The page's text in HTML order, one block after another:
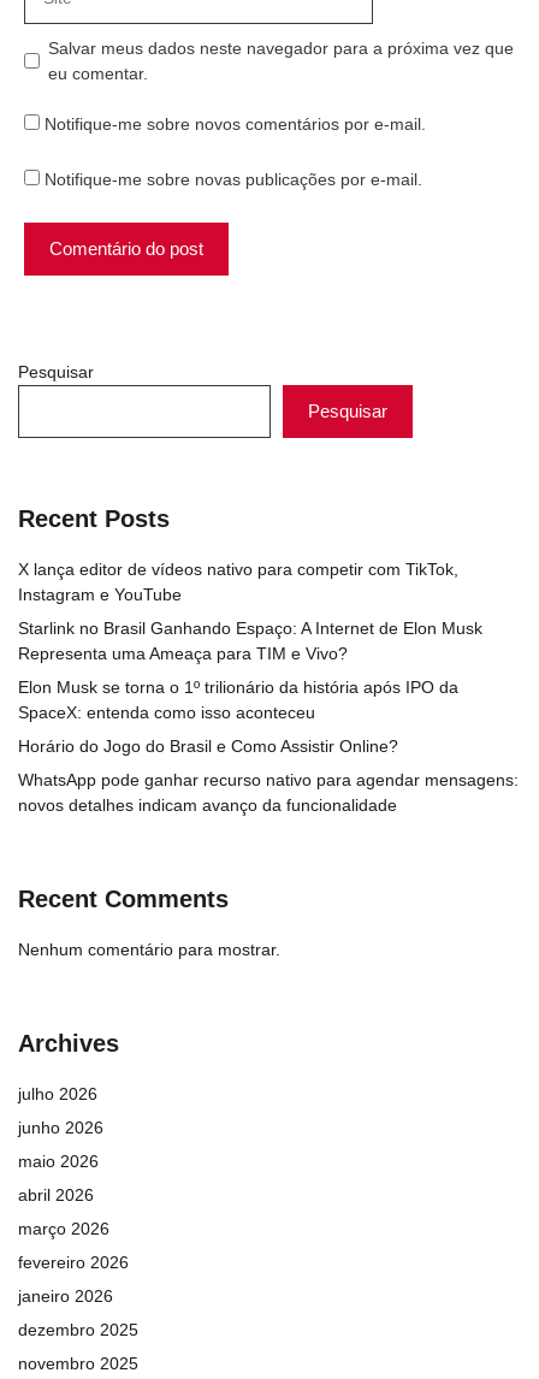
Salvar meus dados neste navegador para a próxima vez que
eu comentar.
Notifique-me sobre novos comentários por e-mail.
Notifique-me sobre novas publicações por e-mail.
Pesquisar
Pesquisar
Recent Posts
X lança editor de vídeos nativo para competir com TikTok,
Instagram e YouTube
Starlink no Brasil Ganhando Espaço: A Internet de Elon Musk
Representa uma Ameaça para TIM e Vivo?
Elon Musk se torna o 1º trilionário da história após IPO da
SpaceX: entenda como isso aconteceu
Horário do Jogo do Brasil e Como Assistir Online?
WhatsApp pode ganhar recurso nativo para agendar mensagens:
novos detalhes indicam avanço da funcionalidade
Recent Comments
Nenhum comentário para mostrar.
Archives
julho 2026
junho 2026
maio 2026
abril 2026
março 2026
fevereiro 2026
janeiro 2026
dezembro 2025
novembro 2025